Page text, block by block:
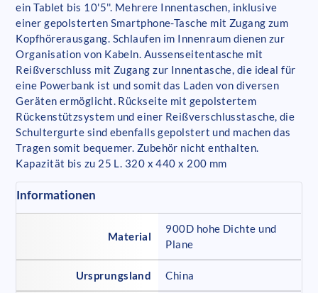
ein Tablet bis 10'5''. Mehrere Innentaschen, inklusive
einer gepolsterten Smartphone-Tasche mit Zugang zum
Kopfhörerausgang. Schlaufen im Innenraum dienen zur
Organisation von Kabeln. Aussenseitentasche mit
Reißverschluss mit Zugang zur Innentasche, die ideal für
eine Powerbank ist und somit das Laden von diversen
Geräten ermöglicht. Rückseite mit gepolstertem
Rückenstützsystem und einer Reißverschlusstasche, die
Schultergurte sind ebenfalls gepolstert und machen das
Tragen somit bequemer. Zubehör nicht enthalten.
Kapazität bis zu 25 L. 320 x 440 x 200 mm
Informationen
Material
900D hohe Dichte und
Plane
Ursprungsland China